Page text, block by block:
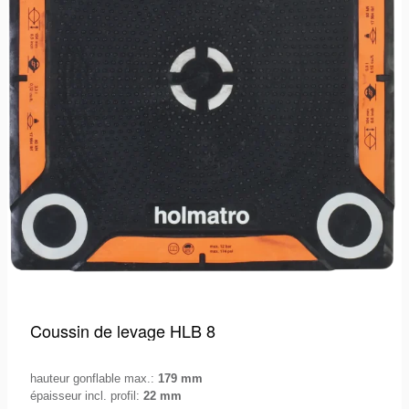
Coussin de levage HLB 8
hauteur gonflable max.: 179 mm
épaisseur incl. profil: 22 mm